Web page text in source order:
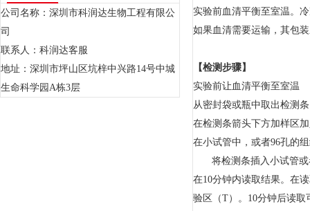
公司名称：深圳市科润达生物工程有限公
司
联系人：科润达客服
地址：深圳市坪山区坑梓中兴路14号中城
生命科学园A栋3层
实验前血清平衡至室温。
如果血清需要运输，其包
【检测步骤】
实验前让血清平衡至室温
从密封袋或瓶中取出检测条
在检测条箭头下方加样区
在小试管中，或者96孔的
将检测条插入小试管
在10分钟内读取结果。在
验区（T）。10分钟后读取